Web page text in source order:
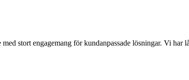
stort engagemang för kundanpassade lösningar. Vi har